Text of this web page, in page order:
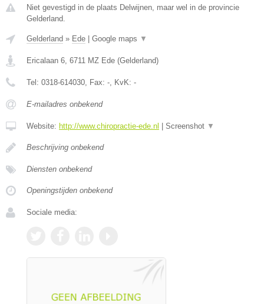
Niet gevestigd in de plaats Delwijnen, maar wel in de provincie
Gelderland.
Gelderland » Ede | Google maps ▼
Ericalaan 6 6711 MZ Ede (Gelderland)
Tel: 0318-614030 , Fax: - , KvK: -
E-mailadres onbekend
Website: http://www.chiropractie-ede.nl | Screenshot ▼
Beschrijving onbekend
Diensten onbekend
Openingstijden onbekend
Sociale media: